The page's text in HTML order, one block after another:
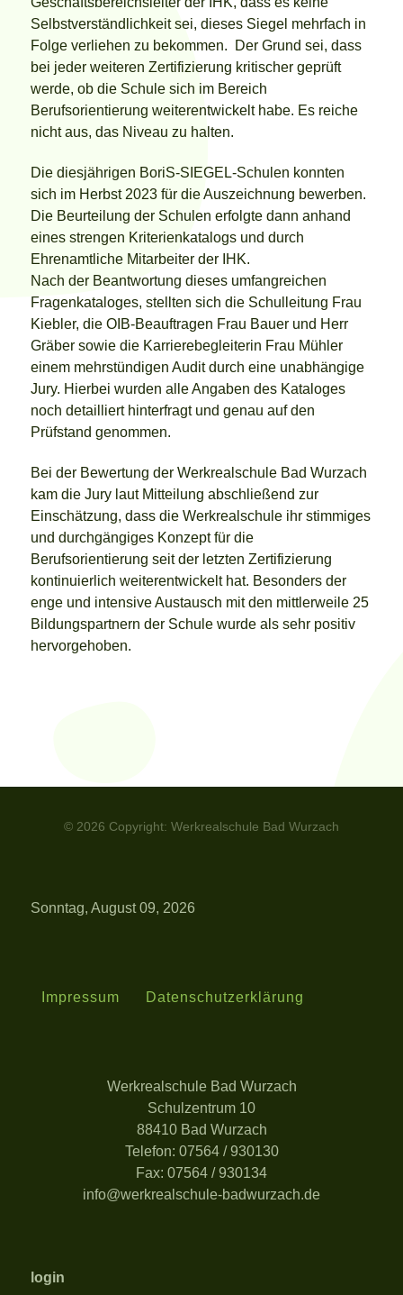
Selbstverständlichkeit sei, dieses Siegel mehrfach in
Folge verliehen zu bekommen. Der Grund sei, dass
bei jeder weiteren Zertifizierung kritischer geprüft
werde, ob die Schule sich im Bereich
Berufsorientierung weiterentwickelt habe. Es reiche
nicht aus, das Niveau zu halten.
Die diesjährigen BoriS-SIEGEL-Schulen konnten
sich im Herbst 2023 für die Auszeichnung bewerben.
Die Beurteilung der Schulen erfolgte dann anhand
eines strengen Kriterienkatalogs und durch
Ehrenamtliche Mitarbeiter der IHK.
Nach der Beantwortung dieses umfangreichen
Fragenkataloges, stellten sich die Schulleitung Frau
Kiebler, die OIB-Beauftragen Frau Bauer und Herr
Gräber sowie die Karrierebegleiterin Frau Mühler
einem mehrstündigen Audit durch eine unabhängige
Jury. Hierbei wurden alle Angaben des Kataloges
noch detailliert hinterfragt und genau auf den
Prüfstand genommen.
Bei der Bewertung der Werkrealschule Bad Wurzach
kam die Jury laut Mitteilung abschließend zur
Einschätzung, dass die Werkrealschule ihr stimmiges
und durchgängiges Konzept für die
Berufsorientierung seit der letzten Zertifizierung
kontinuierlich weiterentwickelt hat. Besonders der
enge und intensive Austausch mit den mittlerweile 25
Bildungspartnern der Schule wurde als sehr positiv
hervorgehoben.
© 2026 Copyright: Werkrealschule Bad Wurzach
Sonntag, August 09, 2026
Impressum Datenschutzerklärung
Werkrealschule Bad Wurzach
Schulzentrum 10
88410 Bad Wurzach
Telefon: 07564 / 930130
Fax: 07564 / 930134
info@werkrealschule-badwurzach.de
login